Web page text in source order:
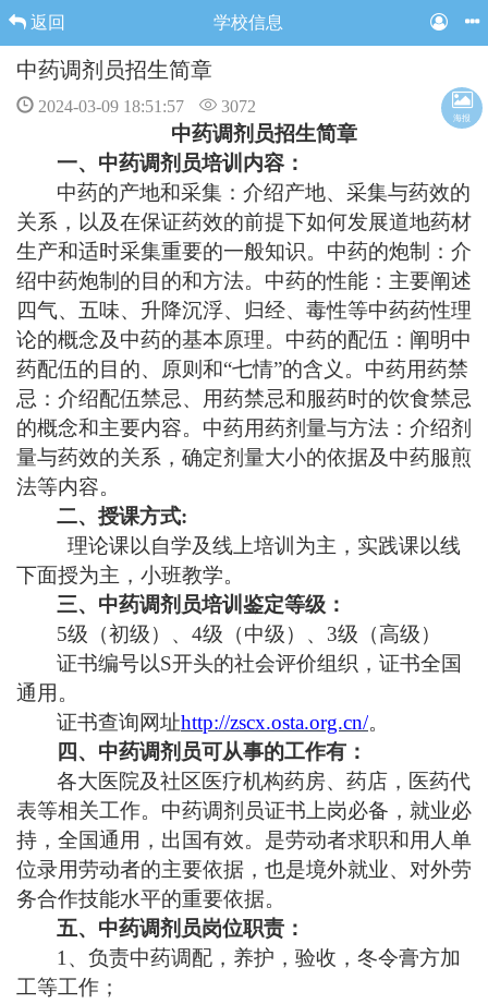
返回 学校信息
中药调剂员招生简章
2024-03-09 18:51:57 3072
中药调剂员招生简章
一、中药调剂员培训内容：
中药的产地和采集：介绍产地、采集与药效的
关系，以及在保证药效的前提下如何发展道地药材
生产和适时采集重要的一般知识。中药的炮制：介
绍中药炮制的目的和方法。中药的性能：主要阐述
四气、五味、升降沉浮、归经、毒性等中药药性理
论的概念及中药的基本原理。中药的配伍：阐明中
药配伍的目的、原则和“七情”的含义。中药用药禁
忌：介绍配伍禁忌、用药禁忌和服药时的饮食禁忌
的概念和主要内容。中药用药剂量与方法：介绍剂
量与药效的关系，确定剂量大小的依据及中药服煎
法等内容。
二、授课方式:
理论课以自学及线上培训为主，实践课以线
下面授为主，小班教学。
三、中药调剂员培训鉴定等级：
5级（初级）、4级（中级）、3级（高级）
证书编号以S开头的社会评价组织，证书全国
通用。
证书查询网址http://zscx.osta.org.cn/。
四、中药调剂员可从事的工作有：
各大医院及社区医疗机构药房、药店，医药代
表等相关工作。中药调剂员证书上岗必备，就业必
持，全国通用，出国有效。是劳动者求职和用人单
位录用劳动者的主要依据，也是境外就业、对外劳
务合作技能水平的重要依据。
五、中药调剂员岗位职责：
1、负责中药调配，养护，验收，冬令膏方加
工等工作；
海报